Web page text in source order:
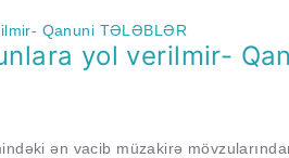
yol verilmir-
ən vacib müzakirə